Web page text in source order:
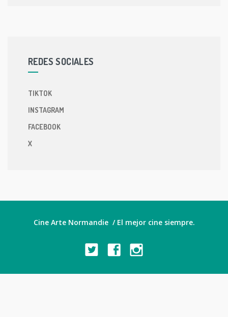
REDES SOCIALES
TIKTOK
INSTAGRAM
FACEBOOK
X
Cine Arte Normandie / El mejor cine siempre.